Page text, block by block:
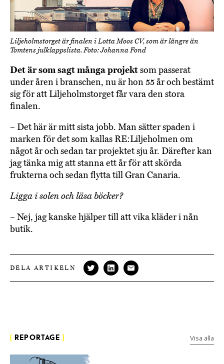
Liljeholmstorget är finalen i Lotta Moos CV, som är längre än
Tomtens julklappslista. Foto: Johanna Fond
Det är som sagt många projektsom passerat
under åren i branschen, nu är hon 55 år och bestämt
sig för att Liljeholmstorget får vara den stora
finalen.
– Det här är mitt sista jobb. Man sätter spaden i
marken för det som kallas RE:Liljeholmen om
något år och sedan tar projektet sju år. Därefter kan
jag tänka mig att stanna ett år för att skörda
frukterna och sedan flytta till Gran Canaria.
Ligga i solen och läsa böcker?
– Nej, jag kanske hjälper till att vika kläder i nån
butik.
DELA ARTIKELN
REPORTAGE Visa alla